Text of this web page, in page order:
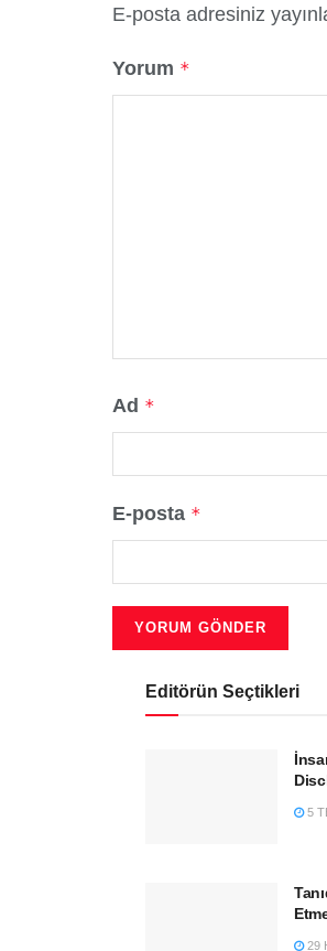
E-posta adresiniz
Yorum *
Ad *
E-posta *
Editörün Seçtikleri
5
29